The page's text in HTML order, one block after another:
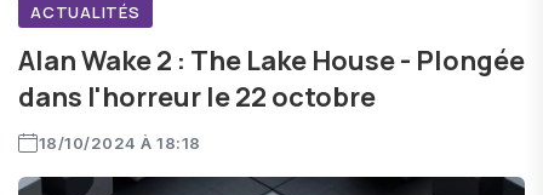
ACTUALITÉS
Alan Wake 2 : The Lake House - Plongée
dans l'horreur le 22 octobre
18/10/2024 À 18:18